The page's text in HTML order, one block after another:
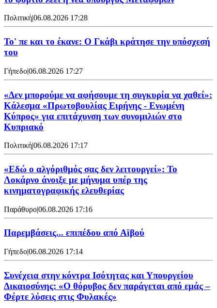
Πολιτική|06.08.2026 17:28
Το' πε και το έκανε: Ο Γκάβι κράτησε την υπόσχεσή
του
Γήπεδο|06.08.2026 17:27
«Δεν μπορούμε να αφήσουμε τη συγκυρία να χαθεί»:
Κάλεσμα «Πρωτοβουλίας Ειρήνης - Ενωμένη
Κύπρος» για επιτάχυνση των συνομιλιών στο
Κυπριακό
Πολιτική|06.08.2026 17:17
«Εδώ ο αλγόριθμός σας δεν λειτουργεί»: Το
Λοκάρνο άνοιξε με μήνυμα υπέρ της
κινηματογραφικής ελευθερίας
Παράθυρο|06.08.2026 17:16
Παρεμβάσεις... επιπέδου από Αϊβού
Γήπεδο|06.08.2026 17:14
Συνέχεια στην κόντρα Ισότητας και Υπουργείου
Δικαιοσύνης: «Ο θόρυβος δεν παράγεται από εμάς –
Φέρτε λύσεις στις Φυλακές»